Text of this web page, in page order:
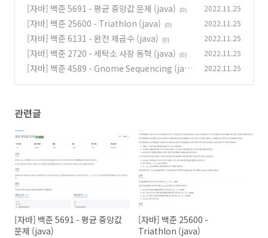
[자바] 백준 5691 - 평균 중앙값 문제 (java)
(0) 2022.11.25
[자바] 백준 25600 - Triathlon (java) (0) 2022.11.25
[자바] 백준 6131 - 완전 제곱수 (java) (0) 2022.11.25
[자바] 백준 2720 - 세탁소 사장 동혁 (java) (0) 2022.11.25
[자바] 백준 4589 - Gnome Sequencing (jav
2022.11.25
관련글
[자바] 백준 5691 - 평균 중앙값
문제 (java)
[자바] 백준 25600 -
Triathlon (java)